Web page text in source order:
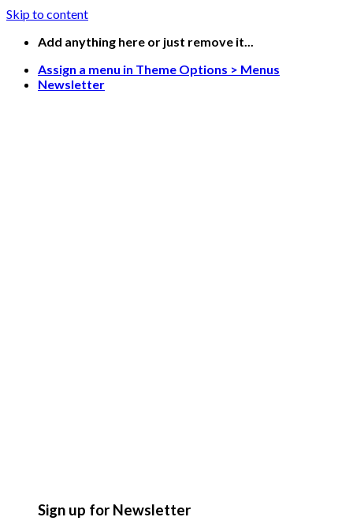
Skip to content
Add anything here or just remove it...
Assign a menu in Theme Options > Menus
Newsletter
Sign up for Newsletter